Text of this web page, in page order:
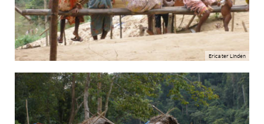
Erica ter LInden